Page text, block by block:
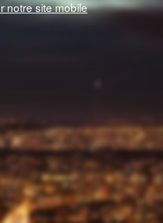
notre site mobile